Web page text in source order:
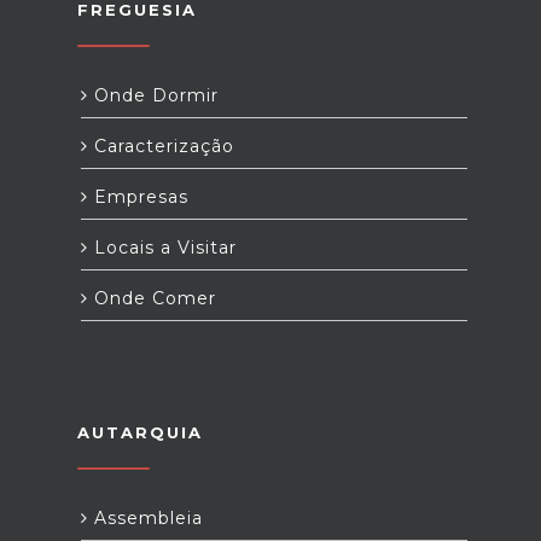
FREGUESIA
Onde Dormir
Caracterização
Empresas
Locais a Visitar
Onde Comer
AUTARQUIA
Assembleia